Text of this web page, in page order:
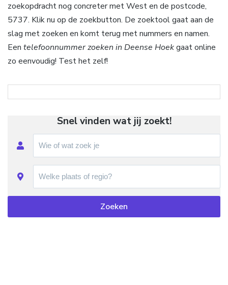
zoekopdracht nog concreter met West en de postcode,
5737. Klik nu op de zoekbutton. De zoektool gaat aan de
slag met zoeken en komt terug met nummers en namen.
Een telefoonnummer zoeken in Deense Hoekgaat online
zo eenvoudig! Test het zelf!
Snel vinden wat jij zoekt!